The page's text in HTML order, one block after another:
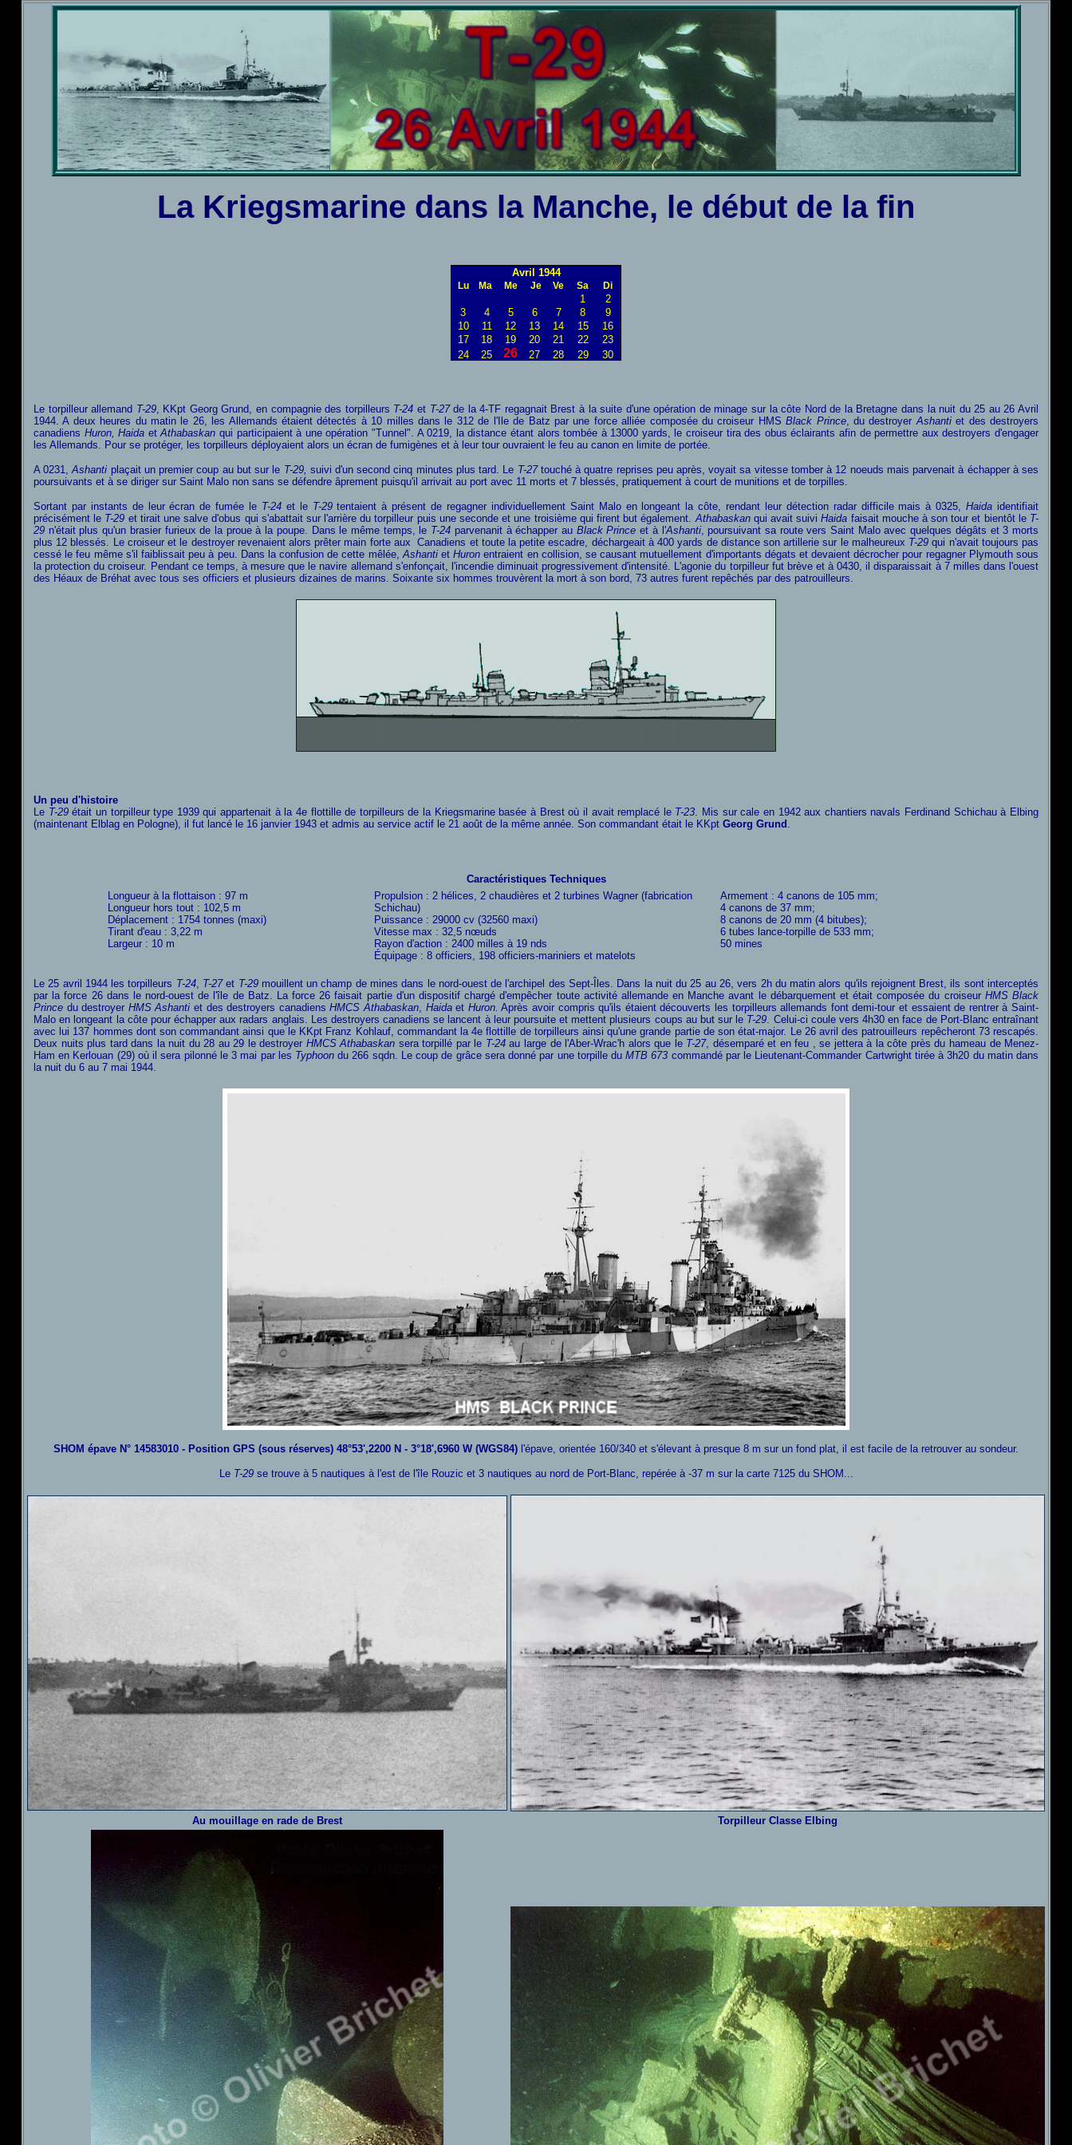
La Kriegsmarine dans la Manche, le début de la fin
Avril 1944
Lu Ma Me Je Ve Sa Di
1
2
3
4 5 6 7 8
9
10
11 12 13 14 15
16
17
18 19 20 21 22
23
24
25 26 27 28 29 30
Le torpilleur allemand T-29, KKpt Georg Grund, en compagnie des torpilleurs T-24 et T-27de la 4-TF regagnait Brest à la suite d'une opération de minage sur la côte Nord de la Bretagne dans la nuit du 25 au 26 Avril
1944. A deux heures du matin le 26, les Allemands étaient détectés à 10 milles dans le 312 de l'Ile de Batz par une force alliée composée du croiseur HMS Black Prince, du destroyerAshantiet des destroyers
canadiens Huron, Haida etAthabaskan qui participaient à une opération "Tunnel". A 0219, la distance étant alors tombée à 13000 yards, le croiseur tira des obus éclairants afin de permettre aux destroyers d'engager
les Allemands. Pour se protéger, les torpilleurs déployaient alors un écran de fumigènes et à leur tour ouvraient le feu au canon en limite de portée.
A 0231,Ashanti plaçait un premier coup au but sur le T-29, suivi d'un second cinq minutes plus tard. Le T-27touché à quatre reprises peu après, voyait sa vitesse tomber à 12 noeuds mais parvenait à échapper à ses
poursuivants et à se diriger sur Saint Malo non sans se défendre âprement puisqu'il arrivait au port avec 11 morts et 7 blessés, pratiquement à court de munitions et de torpilles.
Sortant par instants de leur écran de fumée le T-24et le T-29tentaient à présent de regagner individuellement Saint Malo en longeant la côte, rendant leur détection radar difficile mais à 0325,Haida identifiait
précisément le T-29 et tirait une salve d'obus qui s'abattait sur l'arrière du torpilleur puis une seconde et une troisième qui firent but également.Athabaskanqui avait suiviHaida faisait mouche à son tour et bientôt le T-
29 n'était plus qu'un brasier furieux de la proue à la poupe. Dans le même temps, le T-24 parvenanit à échapper au Black Prince et à l'Ashanti, poursuivant sa route vers Saint Malo avec quelques dégâts et 3 morts
plus 12 blessés. Le croiseur et le destroyer revenaient alors prêter main forte aux Canadiens et toute la petite escadre, déchargeait à 400 yards de distance son artillerie sur le malheureux T-29 qui n'avait toujours pas
cessé le feu même s'il faiblissait peu à peu. Dans la confusion de cette mêlée,AshantietHuron entraient en collision, se causant mutuellement d'importants dégats et devaient décrocher pour regagner Plymouth sous
la protection du croiseur. Pendant ce temps, à mesure que le navire allemand s'enfonçait, l'incendie diminuait progressivement d'intensité. L'agonie du torpilleur fut brève et à 0430, il disparaissait à 7 milles dans l'ouest
des Héaux de Bréhat avec tous ses officiers et plusieurs dizaines de marins. Soixante six hommes trouvèrent la mort à son bord, 73 autres furent repêchés par des patrouilleurs.
Un peu d'histoire
Le T-29était un torpilleur type 1939 qui appartenait à la 4e flottille de torpilleurs de la Kriegsmarine basée à Brest où il avait remplacé le T-23. Mis sur cale en 1942 aux chantiers navals Ferdinand Schichau à Elbing
(maintenant Elblag en Pologne), il fut lancé le 16 janvier 1943 et admis au service actif le 21 août de la même année. Son commandant était le KKpt Georg Grund .
Caractéristiques Techniques
Longueur à la flottaison : 97 m
Longueur hors tout : 102,5 m
Déplacement : 1754 tonnes (maxi)
Tirant d'eau : 3,22 m
Largeur : 10 m
Propulsion : 2 hélices, 2 chaudières et 2 turbines Wagner (fabrication
Schichau)
Puissance : 29000 cv (32560 maxi)
Vitesse max : 32,5 nœuds
Rayon d'action : 2400 milles à 19 nds
Équipage : 8 officiers, 198 officiers-mariniers et matelots
Armement : 4 canons de 105 mm;
4 canons de 37 mm;
8 canons de 20 mm (4 bitubes);
6 tubes lance-torpille de 533 mm;
50 mines
Le 25 avril 1944 les torpilleurs T-24, T-27et T-29mouillent un champ de mines dans le nord-ouest de l'archipel des Sept-Îles. Dans la nuit du 25 au 26, vers 2h du matin alors qu'ils rejoignent Brest, ils sont interceptés
par la force 26 dans le nord-ouest de l'île de Batz. La force 26 faisait partie d'un dispositif chargé d'empêcher toute activité allemande en Manche avant le débarquement et était composée du croiseur HMS Black
Prince du destroyer HMS Ashanti et des destroyers canadiensHMCS Athabaskan, Haidaet Huron. Après avoir compris qu'ils étaient découverts les torpilleurs allemands font demi-tour et essaient de rentrer à Saint-
Malo en longeant la côte pour échapper aux radars anglais. Les destroyers canadiens se lancent à leur poursuite et mettent plusieurs coups au but sur le T-29. Celui-ci coule vers 4h30 en face de Port-Blanc entraînant
avec lui 137 hommes dont son commandant ainsi que le KKpt Franz Kohlauf, commandant la 4e flottille de torpilleurs ainsi qu'une grande partie de son état-major. Le 26 avril des patrouilleurs repêcheront 73 rescapés.
Deux nuits plus tard dans la nuit du 28 au 29 le destroyer HMCS Athabaskan sera torpillé par le T-24au large de l'Aber-Wrac'h alors que le T-27, désemparé et en feu , se jettera à la côte près du hameau de Menez-
Ham en Kerlouan (29) où il sera pilonné le 3 mai par les Typhoon du266 sqdn. Le coup de grâce sera donné par une torpille duMTB 673 commandé par le Lieutenant-Commander Cartwright tirée à 3h20 du matin dans
la nuit du 6 au 7 mai 1944.
SHOM épave N° 14583010 - Position GPS (sous réserves) 48°53',2200 N - 3°18',6960 W (WGS84) l'épave, orientée 160/340 et s'élevant à presque 8 m sur un fond plat, il est facile de la retrouver au sondeur.
Le T-29se trouve à 5 nautiques à l'est de l'île Rouzic et 3 nautiques au nord de Port-Blanc, repérée à -37 m sur la carte 7125 du SHOM...
Au mouillage en rade de Brest Torpilleur Classe Elbing